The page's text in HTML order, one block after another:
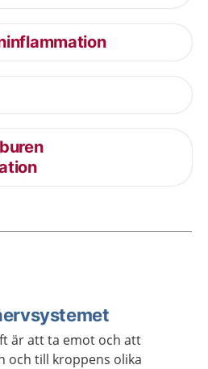
är att ta emot och att
och till kroppens olika